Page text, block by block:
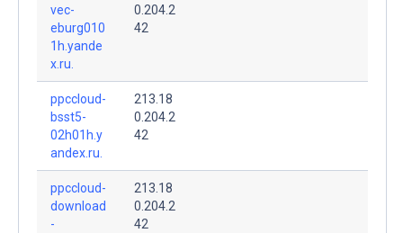
vec-
eburg010
1h.yande
x.ru.
0.204.2
42
ppccloud-
bsst5-
02h01h.y
andex.ru.
213.18
0.204.2
42
ppccloud-
download
-
213.18
0.204.2
42